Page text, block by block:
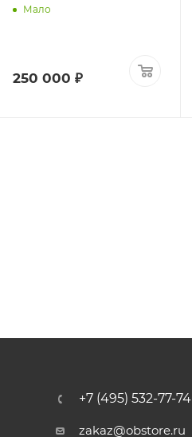
Мало
250 000 ₽
+7 (495) 532-77-74
zakaz@obstore.ru